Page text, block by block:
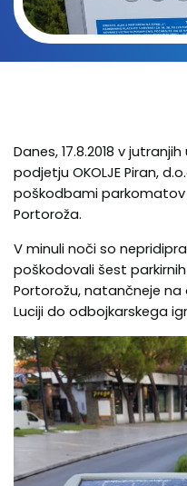
Danes, 17.8.2018 v
podjetju OKOLJE Piran,
poškodbami parkomatov
Portoroža.
V minuli noči so
poškodovali šest
Portorožu, natančneje
Luciji do odbojkarskega